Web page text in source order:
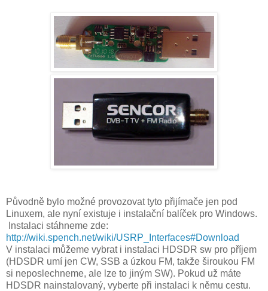
Původně bylo možné provozovat tyto přijímače jen pod
Linuxem, ale nyní existuje i instalační balíček pro Windows.
Instalaci stáhneme zde:
http://wiki.spench.net/wiki/USRP_Interfaces#Download
V instalaci můžeme vybrat i instalaci HDSDR sw pro příjem
(HDSDR umí jen CW, SSB a úzkou FM, takže široukou FM
si neposlechneme, ale lze to jiným SW). Pokud už máte
HDSDR nainstalovaný, vyberte při instalaci k němu cestu.